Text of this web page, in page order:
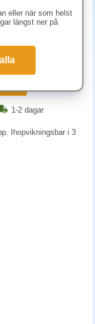
1-2 dagar
Ihopvikningsbar i 3
eller när som helst
längst ner på